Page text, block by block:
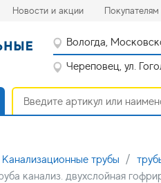
Новости и акции(current)Покупателям
Вологда,
Череповец, ул.
Канализационные трубы
канализ. двухслойная